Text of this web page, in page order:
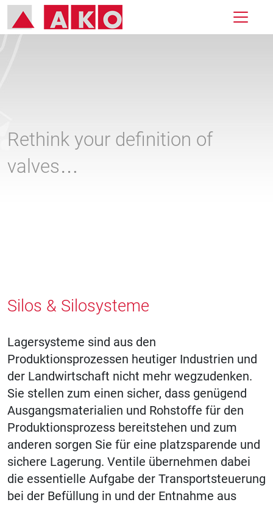
Rethink your definition of
valves…
Silos & Silosysteme
Lagersysteme sind aus den
Produktionsprozessen heutiger Industrien und
der Landwirtschaft nicht mehr wegzudenken.
Sie stellen zum einen sicher, dass genügend
Ausgangsmaterialien und Rohstoffe für den
Produktionsprozess bereitstehen und zum
anderen sorgen Sie für eine platzsparende und
sichere Lagerung. Ventile übernehmen dabei
die essentielle Aufgabe der Transportsteuerung
bei der Befüllung in und der Entnahme aus